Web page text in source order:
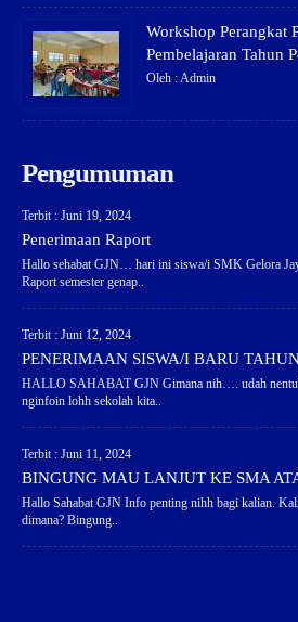
Workshop Perangkat
Pembelajaran Tahun
Oleh : Admin
Pengumuman
Terbit : Juni 19, 2024
Penerimaan Raport
Hallo sehabat GJN… hari ini siswa/i SMK Gelora
Raport semester genap..
Terbit : Juni 12, 2024
PENERIMAAN SISWA/I BARU
HALLO SAHABAT GJN Gimana nih…. udah
nginfoin lohh sekolah kita..
Terbit : Juni 11, 2024
BINGUNG MAU LANJUT KE SMA
Hallo Sahabat GJN Info penting nihh bagi kalian.
dimana? Bingung..